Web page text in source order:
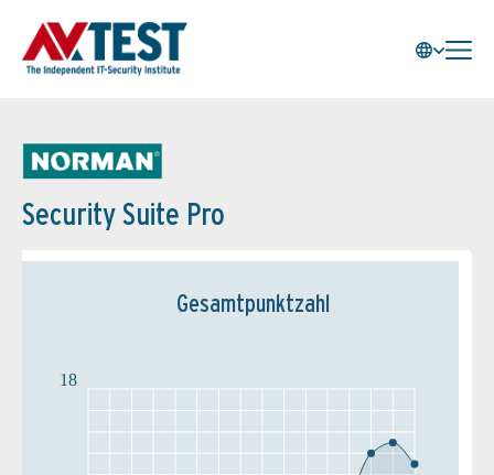
Security Suite Pro
Gesamtpunktzahl
18